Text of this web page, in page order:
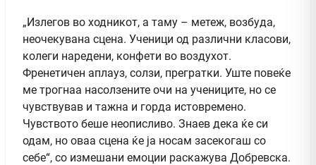
„Излегов во ходникот, а таму – метеж, возбуда,
неочекувана сцена. Ученици од различни класови,
колеги наредени, конфети во воздухот.
Френетичен аплауз, солзи, прегратки. Уште повеќе
ме трогнаа насолзените очи на учениците, но се
чувствував и тажна и горда истовремено.
Чувството беше неописливо. Знаев дека ќе си
одам, но оваа сцена ќе ја носам засекогаш со
себе“, со измешани емоции раскажува Добревска.